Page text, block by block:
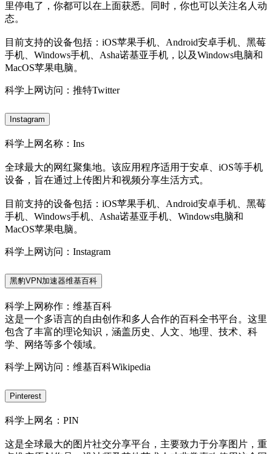
里停电了，你都可以在上面获悉。同时，你也可以关注名人动
态。
目前支持的设备包括：iOS苹果手机、Android安卓手机、黑莓
手机、Windows手机、Asha诺基亚手机，以及Windows电脑和
MacOS苹果电脑。
科学上网访问：推特Twitter
Instagram
科学上网名称：Ins
全球最大的网红聚集地。该应用程序适用于安卓、iOS等手机
设备，旨在通过上传图片和视频分享生活方式。
目前支持的设备包括：iOS苹果手机、Android安卓手机、黑莓
手机、Windows手机、Asha诺基亚手机、Windows电脑和
MacOS苹果电脑。
科学上网访问：Instagram
黑豹VPN加速器维基百科
科学上网称作：维基百科
这是一个多语言的自由创作和多人合作的百科全书平台。这里
包含了丰富的理论知识，涵盖历史、人文、地理、技术、科
学、网络等多个领域。
科学上网访问：维基百科Wikipedia
Pinterest
科学上网名：PIN
这是全球最大的图片社交分享平台，主要致力于分享图片，重